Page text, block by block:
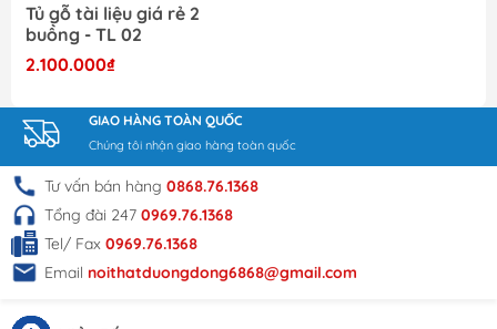
Tủ gỗ tài liệu giá rẻ 2
buồng - TL 02
2.100.000₫
GIAO HÀNG TOÀN QUỐC
Chúng tôi nhận giao hàng toàn quốc
Tư vấn bán hàng 0868.76.1368
Tổng đài 247 0969.76.1368
Tel/ Fax 0969.76.1368
Email noithatduongdong6868@gmail.com